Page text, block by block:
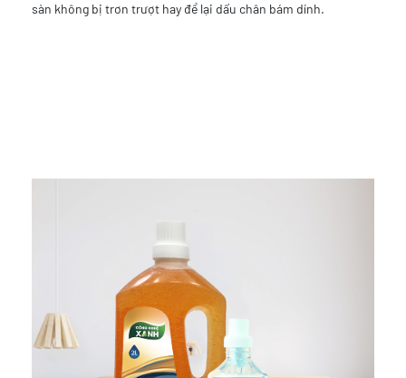
sàn không bị trơn trượt hay để lại dấu chân bám dính.